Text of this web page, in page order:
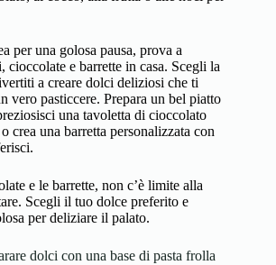
per una golosa pausa, prova a
cioccolate e barrette in casa. Scegli la
a creare dolci deliziosi che ti
vero pasticcere. Prepara un bel piatto
una tavoletta di cioccolato
crea una barretta personalizzata con
e le barrette, non c’è limite alla
Scegli il tuo dolce preferito e
per deliziare il palato.
dolci con una base di pasta frolla